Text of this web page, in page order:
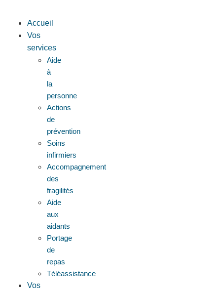
Accueil
Vos
services
Aide
à
la
personne
Actions
de
prévention
Soins
infirmiers
Accompagnement
des
fragilités
Aide
aux
aidants
Portage
de
repas
Téléassistance
Vos